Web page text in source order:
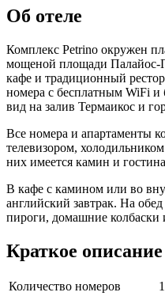
Об отеле
Комплекс Petrino окружен
мощеной площади Палайос-
кафе и традиционный
номера с бесплатным WiFi и
вид на залив Термаикос и
Все номера и апартаменты
телевизором,
них имеется камин и
В кафе с камином или во
английский завтрак. На
пироги, домашние колбаски
Краткое
Количество номеров